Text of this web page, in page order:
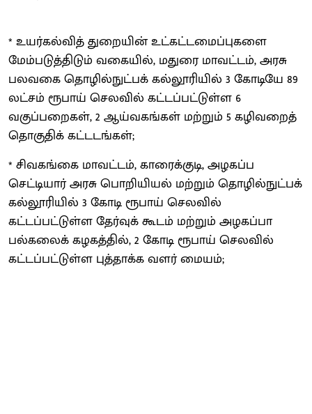
* உயர்கல்வித் துறையின் உட்கட்டமைப்புகளை
மேம்படுத்திடும் வகையில், மதுரை மாவட்டம், அரசு
பலவகை தொழில்நுட்பக் கல்லூரியில் 3 கோடியே 89
லட்சம் ரூபாய் செலவில் கட்டப்பட்டுள்ள 6
வகுப்பறைகள், 2 ஆய்வகங்கள் மற்றும் 5 கழிவறைத்
தொகுதிக் கட்டடங்கள்;
* சிவகங்கை மாவட்டம், காரைக்குடி, அழகப்ப
செட்டியார் அரசு பொறியியல் மற்றும் தொழில்நுட்பக்
கல்லூரியில் 3 கோடி ரூபாய் செலவில்
கட்டப்பட்டுள்ள தேர்வுக் கூடம் மற்றும் அழகப்பா
பல்கலைக் கழகத்தில், 2 கோடி ரூபாய் செலவில்
கட்டப்பட்டுள்ள புத்தாக்க வளர் மையம்;